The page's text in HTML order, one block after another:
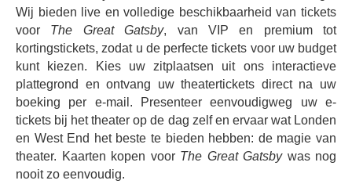
Venice in Shakespeare's Globe in 2015, en we kunnen
niet wachten om te zien hoe hij zijn eigen draai geeft aan
de iconische rol van de charmante maar tragische
Gatsby. Deze bewerking is geschreven doorJoel
Horwood ( The Ocean at the End of the Lane,Gatsby
) en
Maria Aberg
Gatsby ,Blank) en wordt geregisseerd door
voormalig artistiek directeur van het Donmar Warehouse,
Michael Longhurst(Woman in Mind). De première wordt
verwacht in 2027, de locatie wordt later bekendgemaakt.
Maak je klaar voor alle glamour, drama en decadentie
Wij bieden live en volledige beschikbaarheid van tickets
voor The Great Gatsby, van VIP en premium tot
kortingstickets, zodat u de perfecte tickets voor uw budget
kunt kiezen. Kies uw zitplaatsen uit ons interactieve
plattegrond en ontvang uw theatertickets direct na uw
boeking per e-mail. Presenteer eenvoudigweg uw e-
tickets bij het theater op de dag zelf en ervaar wat Londen
en West End het beste te bieden hebben: de magie van
theater. Kaarten kopen voor The Great Gatsbywas nog
nooit zo eenvoudig.